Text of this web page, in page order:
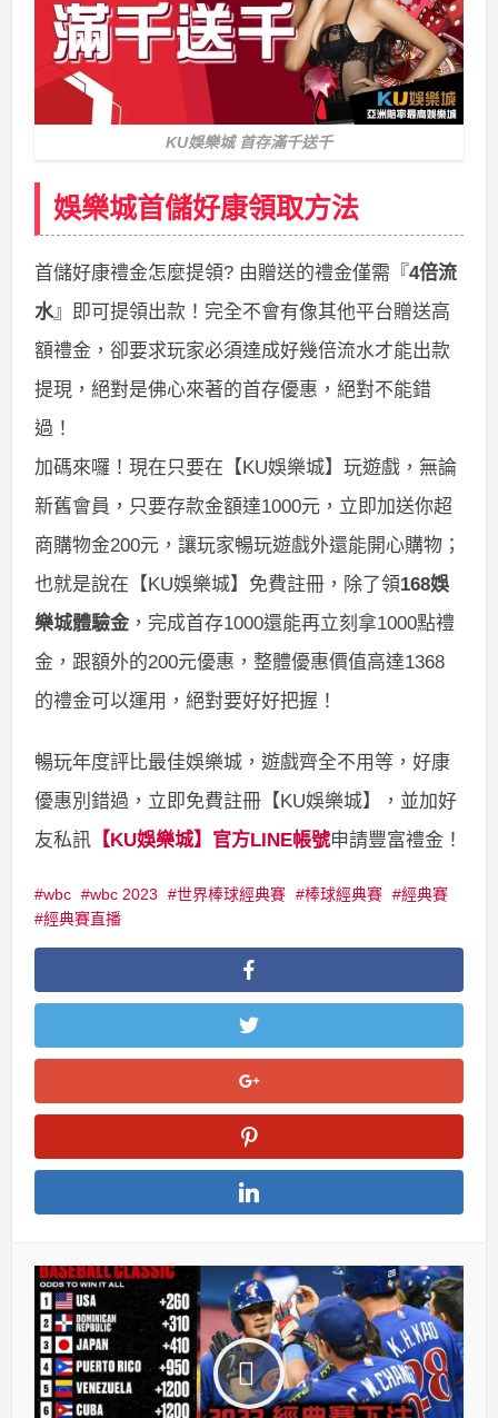
KU娛樂城 首存滿千送千
娛樂城首儲好康領取方法
首儲好康禮金怎麼提領? 由贈送的禮金僅需『4倍流
水』即可提領出款！完全不會有像其他平台贈送高
額禮金，卻要求玩家必須達成好幾倍流水才能出款
提現，絕對是佛心來著的首存優惠，絕對不能錯
過！
加碼來囉！現在只要在【KU娛樂城】玩遊戲，無論
新舊會員，只要存款金額達1000元，立即加送你超
商購物金200元，讓玩家暢玩遊戲外還能開心購物；
也就是說在【KU娛樂城】免費註冊，除了領168娛
樂城體驗金，完成首存1000還能再立刻拿1000點禮
金，跟額外的200元優惠，整體優惠價值高達1368
的禮金可以運用，絕對要好好把握！
暢玩年度評比最佳娛樂城，遊戲齊全不用等，好康
優惠別錯過，立即免費註冊【KU娛樂城】，並加好
友私訊 【KU娛樂城】官方LINE帳號申請豐富禮金！
wbc wbc 2023 世界棒球經典賽 棒球經典賽
經典賽
經典賽直播